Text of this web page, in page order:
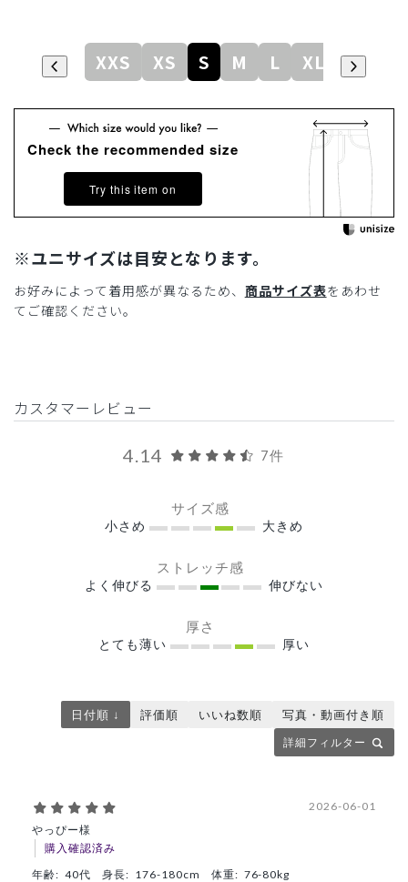
XXS XS S M L XL
Check the recommended size
Try this item on
※ユニサイズは目安となります。
お好みによって着用感が異なるため、 商品サイズ表をあわせ
てご確認ください。
カスタマーレビュー
4.14 7件
サイズ感
小さめ 大きめ
ストレッチ感
よく伸びる 伸びない
厚さ
とても薄い 厚い
詳細フィルター
日付順 ↓ 評価順 いいね数順 写真・動画付き順
やっぴー様
購入確認済み
2026-06-01
年齢: 40代 身長: 176-180cm 体重: 76-80kg